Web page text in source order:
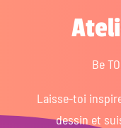
Be
Laisse-toi
dessin et